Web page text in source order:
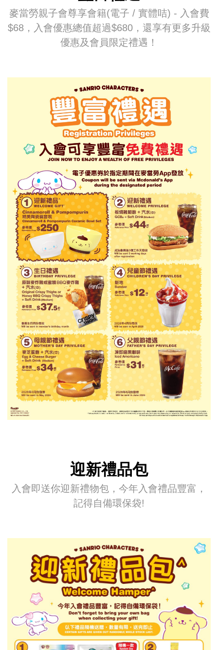
麥當勞親子會尊享會籍(電子 / 實體咭) - 入會費
$68，入會優惠總值超過$680，還享有更多升級
優惠及會員限定禮遇！
迎新禮品包
入會即送你迎新禮物包，今年入會禮品豐富，
記得自備環保袋!